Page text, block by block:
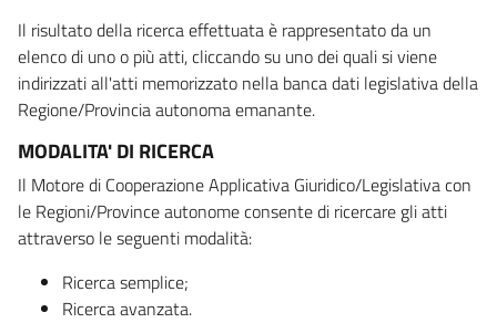
Il risultato della ricerca effettuata è rappresentato da un
elenco di uno o più atti, cliccando su uno dei quali si viene
indirizzati all'atti memorizzato nella banca dati legislativa della
Regione/Provincia autonoma emanante.
MODALITA' DI RICERCA
Il Motore di Cooperazione Applicativa Giuridico/Legislativa con
le Regioni/Province autonome consente di ricercare gli atti
attraverso le seguenti modalità:
Ricerca semplice;
Ricerca avanzata.